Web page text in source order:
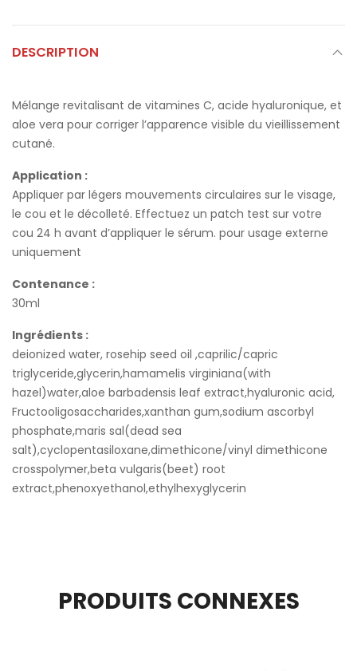
DESCRIPTION
Mélange revitalisant de vitamines C, acide hyaluronique, et
aloe vera pour corriger l’apparence visible du vieillissement
cutané.
Application :
Appliquer par légers mouvements circulaires sur le visage,
le cou et le décolleté. Effectuez un patch test sur votre
cou 24 h avant d’appliquer le sérum. pour usage externe
uniquement
Contenance :
30ml
Ingrédients :
deionized water, rosehip seed oil ,caprilic/capric
triglyceride,glycerin,hamamelis virginiana(with
hazel)water,aloe barbadensis leaf extract,hyaluronic acid,
Fructooligosaccharides,xanthan gum,sodium ascorbyl
phosphate,maris sal(dead sea
salt),cyclopentasiloxane,dimethicone/vinyl dimethicone
crosspolymer,beta vulgaris(beet) root
extract,phenoxyethanol,ethylhexyglycerin
PRODUITS CONNEXES